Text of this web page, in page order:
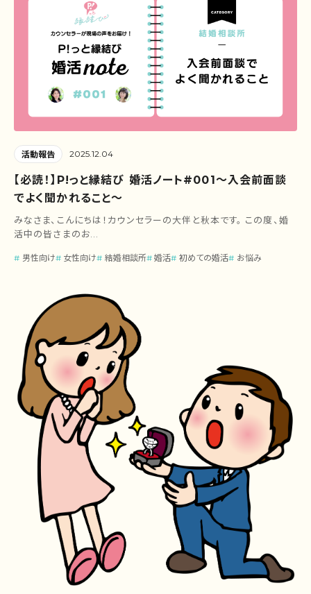
活動報告 2025.12.04
【必読！】P!っと縁結び 婚活ノート#001～入会前面談
でよく聞かれること～
みなさま、こんにちは！カウンセラーの大伴と秋本です。 この度、婚
活中の皆さまのお...
男性向け 女性向け 結婚相談所 婚活 初めての婚活 お悩み